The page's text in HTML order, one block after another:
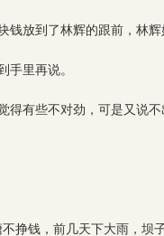
钱放到了林辉的跟前，林
手里再说。
得有些不对劲，可是又说不
挣钱，前几天下大雨，坝